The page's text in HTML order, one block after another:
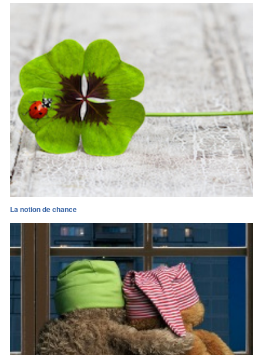
La notion de chance